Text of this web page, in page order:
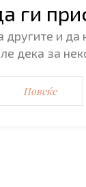
ги
и
дека за
Повеќе